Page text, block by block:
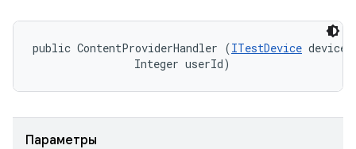
public ContentProviderHandler (ITestDevice
                Integer userId)
Параметры